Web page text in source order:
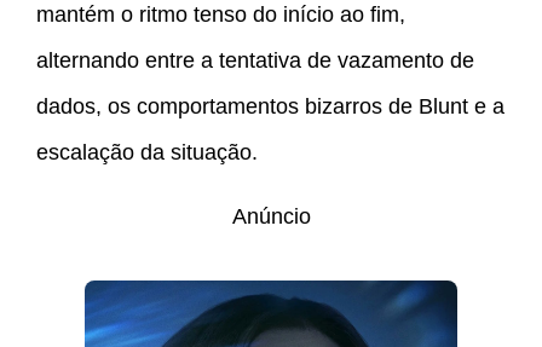
mantém o ritmo tenso do início ao fim,
alternando entre a tentativa de vazamento de
dados, os comportamentos bizarros de Blunt e a
escalação da situação.
Anúncio